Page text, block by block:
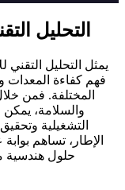
التحليل
يمثل التحليل
فهم كفاءة المعدات
المختلفة. فمن
والسلامة، يمكن
التشغيلية
الإطار، تساهم
حلول هندسية